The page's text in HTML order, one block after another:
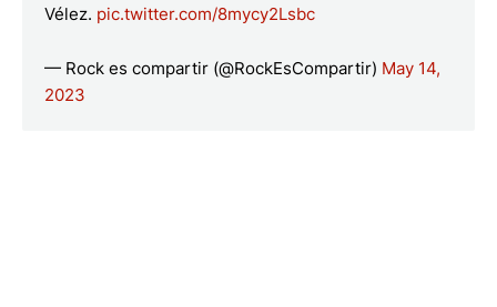
Vélez. pic.twitter.com/8mycy2Lsbc
— Rock es compartir (@RockEsCompartir) May 14,
2023